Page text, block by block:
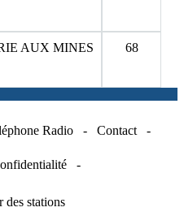
AUX MINES 68
Radio - Contact -
-
des stations